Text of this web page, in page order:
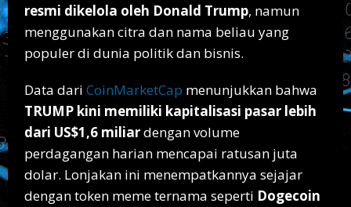
resmi dikelola oleh Donald Trump, namun
menggunakan citra dan nama beliau yang
populer di dunia politik dan bisnis.
Data dari CoinMarketCap menunjukkan bahwa
TRUMP kini memiliki kapitalisasi pasar lebih
dari US$1,6 miliardengan volume
perdagangan harian mencapai ratusan juta
dolar. Lonjakan ini menempatkannya sejajar
dengan token meme ternama seperti Dogecoin